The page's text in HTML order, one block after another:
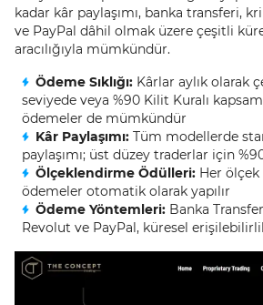
kadar kâr paylaşımı, banka transferi,
ve PayPal dâhil olmak üzere çeşitli
aracılığıyla mümkündür.
Ödeme Sıklığı: Kârlar aylık olarak
seviyede veya %90 Kilit Kuralı
ödemeler de mümkündür
Kâr Paylaşımı: Tüm modellerde
paylaşımı; üst düzey traderlar için
Ölçeklendirme Ödülleri: Her ölçek
ödemeler otomatik olarak yapılır
Ödeme Yöntemleri: Banka
Revolut ve PayPal, küresel